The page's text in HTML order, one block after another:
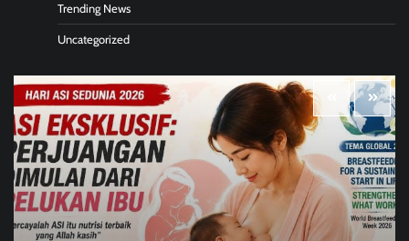
Trending News
Uncategorized